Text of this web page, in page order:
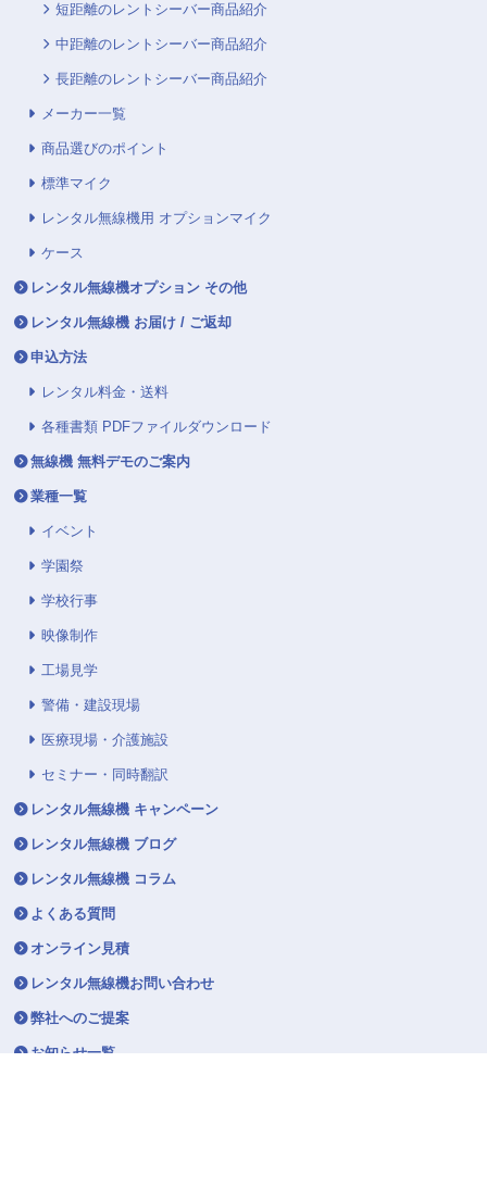
短距離のレントシーバー商品紹介
中距離のレントシーバー商品紹介
長距離のレントシーバー商品紹介
メーカー一覧
商品選びのポイント
標準マイク
レンタル無線機用 オプションマイク
ケース
レンタル無線機オプション その他
レンタル無線機 お届け / ご返却
申込方法
レンタル料金・送料
各種書類 PDFファイルダウンロード
無線機 無料デモのご案内
業種一覧
イベント
学園祭
学校行事
映像制作
工場見学
警備・建設現場
医療現場・介護施設
セミナー・同時翻訳
レンタル無線機 キャンペーン
レンタル無線機 ブログ
レンタル無線機 コラム
よくある質問
オンライン見積
レンタル無線機お問い合わせ
弊社へのご提案
お知らせ一覧